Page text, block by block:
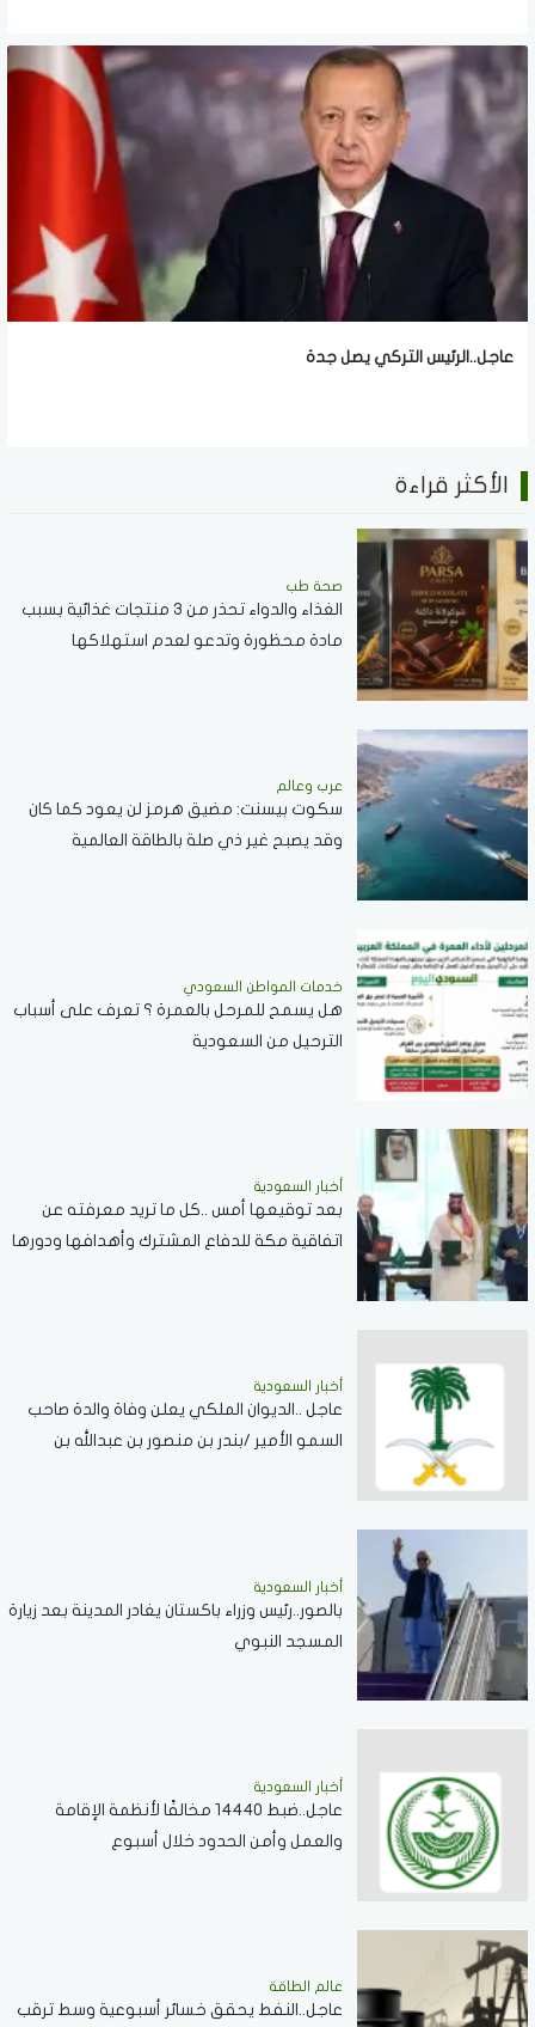
عاجل..الرئيس التركي يصل جدة
الأكثر قراءة
صحة طب
الغذاء والدواء تحذر من 3 منتجات غذائية بسبب
مادة محظورة وتدعو لعدم استهلاكها
عرب وعالم
سكوت بيسنت: مضيق هرمز لن يعود كما كان
وقد يصبح غير ذي صلة بالطاقة العالمية
خدمات المواطن السعودي
هل يسمح للمرحل بالعمرة ؟ تعرف على أسباب
الترحيل من السعودية
أخبار السعودية
بعد توقيعها أمس ..كل ما تريد معرفته عن
اتفاقية مكة للدفاع المشترك وأهدافها ودورها
أخبار السعودية
عاجل ..الديوان الملكي يعلن وفاة والدة صاحب
السمو الأمير /بندر بن منصور بن عبدالله بن
أخبار السعودية
بالصور..رئيس وزراء باكستان يغادر المدينة بعد زيارة
المسجد النبوي
أخبار السعودية
عاجل..ضبط 14440 مخالفًا لأنظمة الإقامة
والعمل وأمن الحدود خلال أسبوع
عالم الطاقة
عاجل..النفط يحقق خسائر أسبوعية وسط ترقب